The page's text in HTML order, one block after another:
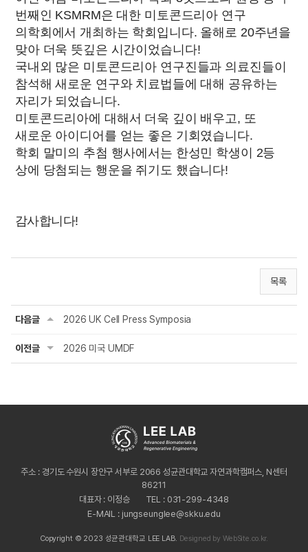
번째인 KSMRM은 대한 미토콘드리아 연구
의학회에서 개최하는 학회입니다. 올해로 20주년을
맞아 더욱 뜻깊은 시간이었습니다!
국내외 많은 미토콘드리아 연구진들과 의료진들이
참석해 새로운 연구와 치료법들에 대해 공유하는
자리가 되었습니다.
미토콘드리아에 대해서 더욱 깊이 배우고, 또
새로운 아이디어를 얻는 좋은 기회였습니다.
학회 말미의 추첨 행사에서는 한성민 학생이 2등
상에 당첨되는 행운을 쥐기도 했습니다!
감사합니다!
목록
다음글 2026 UK Cell Press Symposia
이전글 2026 미국 UMDF
주소 : 경기도 수원시 장안구 서부로 2066 성균관대학교 자연과학캠퍼스, N센터
86211
대표자 : 이정승
TEL : 031-299-4348
E-MAIL : jungseunglee@skku.edu
Copyright © 2023 성균관대학교 LEE LAB. Designed by WebSite.co.kr.